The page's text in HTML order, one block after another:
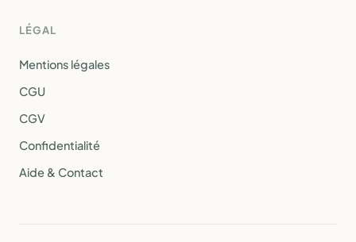
LÉGAL
Mentions légales
CGU
CGV
Confidentialité
Aide & Contact